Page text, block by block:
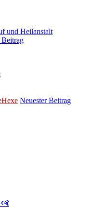
und Heilanstalt
Beitrag
Neuester Beitrag
🙧